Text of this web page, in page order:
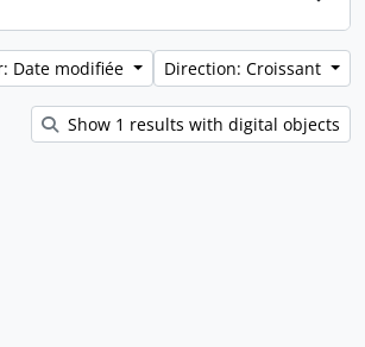
Date modifiée Direction: Croissant
Show 1 results with digital objects